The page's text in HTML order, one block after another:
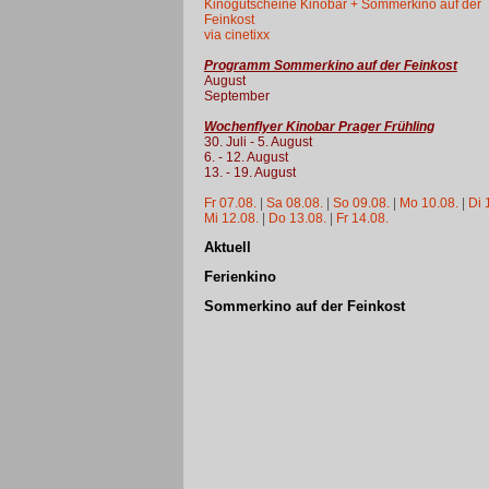
Kinogutscheine Kinobar + Sommerkino auf der
Feinkost
via cinetixx
Programm Sommerkino auf der Feinkost
August
September
Wochenflyer Kinobar Prager Frühling
30. Juli - 5. August
6. - 12. August
13. - 19. August
Fr 07.08. | Sa 08.08. | So 09.08. | Mo 10.08. | Di
Mi 12.08. | Do 13.08. | Fr 14.08.
Aktuell
Ferienkino
Sommerkino auf der Feinkost